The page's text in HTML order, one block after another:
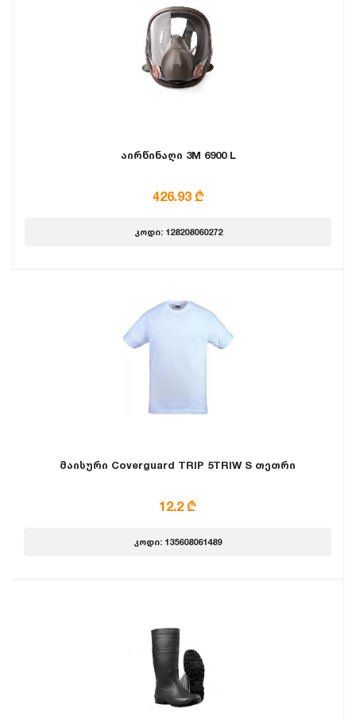
აირწინაღი 3M 6900 L
426.93 ₾
კოდი: 128208060272
მაისური Coverguard TRIP 5TRIW S თეთრი
12.2 ₾
კოდი: 135608061489